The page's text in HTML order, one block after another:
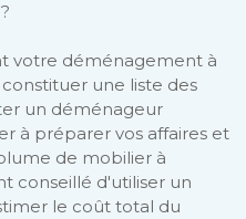
votre déménagement à
une liste des
un déménageur
à préparer vos affaires et
de mobilier à
conseillé d'utiliser un
le coût total du